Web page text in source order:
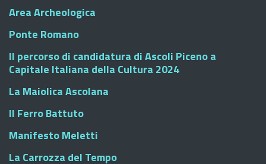
Area Archeologica
Ponte Romano
Il percorso di candidatura di Ascoli Piceno a
Capitale Italiana della Cultura 2024
La Maiolica Ascolana
Il Ferro Battuto
Manifesto Meletti
La Carrozza del Tempo